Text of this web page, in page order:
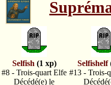
Selfish(1 xp)
#8 - Trois-quart Elfe
Décédé(e) le
Selfishelf
#13 - Trois-